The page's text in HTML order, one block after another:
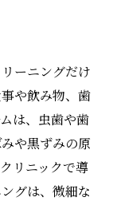
ーニングだけ
や飲み物、歯
は、虫歯や歯
や黒ずみの原
リニックで導
グは、微細な